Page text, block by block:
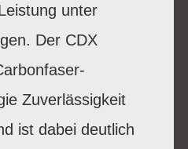
unter
Der CDX
Zuverlässigkeit
ist dabei deutlich